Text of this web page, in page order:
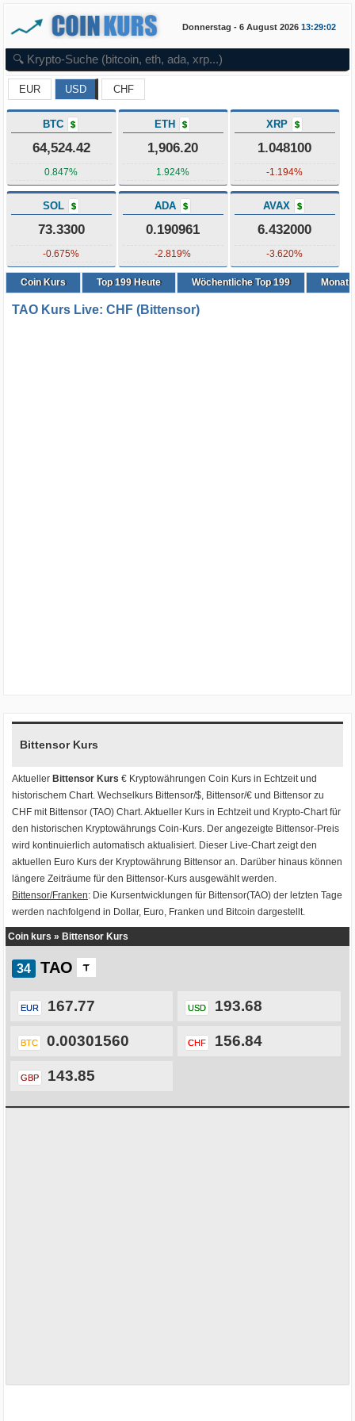
Donnerstag - 6 August 2026 13:29:02
EUR USD CHF
BTC $
64,524.42
0.847%
ETH $
1,906.20
1.924%
XRP $
1.048100
-1.194%
SOL $
73.3300
-0.675%
ADA $
0.190961
-2.819%
AVAX $
6.432000
-3.620%
Coin Kurs Top199Heute Wöchentliche Top 199
TAO Kurs Live: CHF (Bittensor)
Bittensor Kurs
Aktueller Bittensor Kurs € Kryptowährungen Coin Kurs in Echtzeit und
historischem Chart. Wechselkurs Bittensor/$, Bittensor/€ und Bittensor zu
CHF mit Bittensor (TAO) Chart. Aktueller Kurs in Echtzeit und Krypto-Chart für
den historischen Kryptowährungs Coin-Kurs. Der angezeigte Bittensor-Preis
wird kontinuierlich automatisch aktualisiert. Dieser Live-Chart zeigt den
aktuellen Euro Kurs der Kryptowährung Bittensor an. Darüber hinaus können
längere Zeiträume für den Bittensor-Kurs ausgewählt werden.
Bittensor/Franken: Die Kursentwicklungen für Bittensor(TAO) der letzten Tage
werden nachfolgend in Dollar, Euro, Franken und Bitcoin dargestellt.
Coin kurs » Bittensor Kurs
TAO
EUR 167.77 USD 193.68
BTC 0.00301560 CHF 156.84
GBP 143.85